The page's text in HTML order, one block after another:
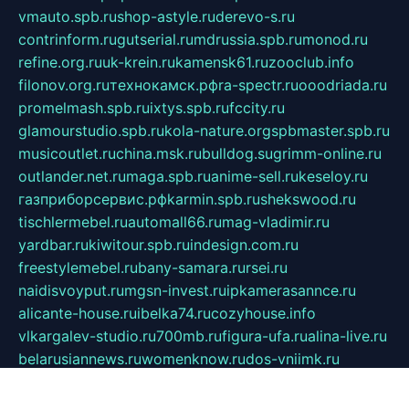
vmauto.spb.rushop-astyle.ruderevo-s.ru
contrinform.rugutserial.rumdrussia.spb.rumonod.ru
refine.org.ruuk-krein.rukamensk61.ruzooclub.info
filonov.org.ruтехнокамск.рфra-spectr.ruooodriada.ru
promelmash.spb.ruixtys.spb.rufccity.ru
glamourstudio.spb.rukola-nature.orgspbmaster.spb.ru
musicoutlet.ruchina.msk.rubulldog.sugrimm-online.ru
outlander.net.rumaga.spb.ruanime-sell.rukeseloy.ru
газприборсервис.рфkarmin.spb.rushekswood.ru
tischlermebel.ruautomall66.rumag-vladimir.ru
yardbar.rukiwitour.spb.ruindesign.com.ru
freestylemebel.rubany-samara.rursei.ru
naidisvoyput.rumgsn-invest.ruipkamerasannce.ru
alicante-house.ruibelka74.rucozyhouse.info
vlkargalev-studio.ru700mb.rufigura-ufa.rualina-live.ru
belarusiannews.ruwomenknow.rudos-vniimk.ru